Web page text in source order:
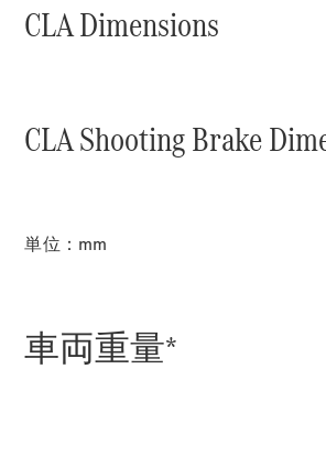
CLE Coupé
Mercedes-
AMG GT 4-
Door-Coupé
Coupé
スト
オンライン
CLA Dimensions
CLA Shooting Brake
単位：mm
車両重量*